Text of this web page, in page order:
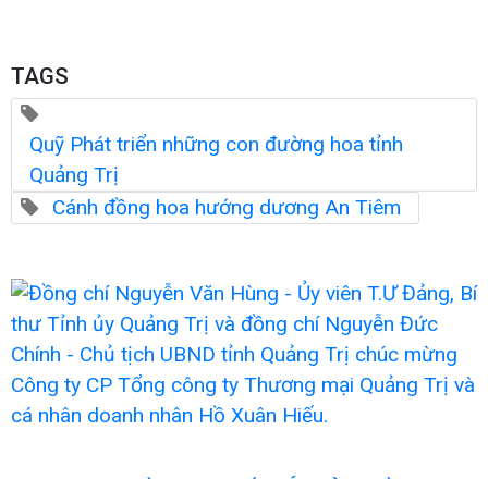
TAGS
Quỹ Phát triển những con đường hoa tỉnh
Quảng Trị
Cánh đồng hoa hướng dương An Tiêm